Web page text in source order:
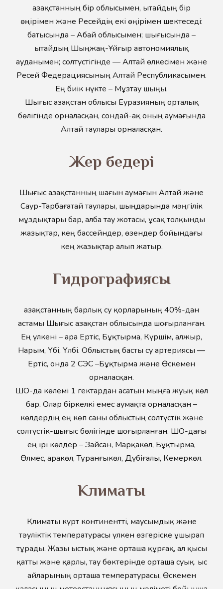
Қазақстанның бір облысымен, Қытайдың бір
өңірімен және Ресейдің екі өңірімен шектеседі:
батысында – Абай облысымен; шығысында –
Қытайдың Шыңжаң-Ұйғыр автономиялық
ауданымен; солтүстігінде — Алтай өлкесімен және
Ресей Федерациясының Алтай Республикасымен.
Ең биік нүкте – Мұзтау шыңы.
Шығыс Қазақстан облысы Еуразияның орталық
бөлігінде орналасқан, сондай-ақ оның аумағында
Алтай таулары орналасқан.
Жер бедері
Шығыс Қазақстанның шағын аумағын Алтай және
Саур-Тарбағатай таулары, шыңдарында мәңгілік
мұздықтары бар, Қалба тау жотасы, ұсақ толқынды
жазықтар, кең бассейндер, өзендер бойындағы
кең жазықтар алып жатыр.
Гидрографиясы
Қазақстанның барлық су қорларының 40%-дан
астамы Шығыс Қазақстан облысында шоғырланған.
Ең үлкені – Қара Ертіс, Бұқтырма, Күршім, Қалжыр,
Нарым, Үбі, Үлбі. Облыстың басты су артериясы —
Ертіс, онда 2 СЭС –Бұқтырма және Өскемен
орналасқан.
ШҚО-да көлемі 1 гектардан асатын мыңға жуық көл
бар. Олар біркелкі емес аумақта орналасқан –
көлдердің ең көп саны облыстың солтүстік және
солтүстік-шығыс бөлігінде шоғырланған. ШҚО-дағы
ең ірі көлдер – Зайсан, Марқакөл, Бұқтырма,
Өлмес, Қаракөл, Тұранғыкөл, Дүбіғалы, Кемеркөл.
Климаты
Климаты күрт континентті, маусымдық және
тәуліктік температурасы үлкен өзгеріске ұшырап
тұрады. Жазы ыстық және орташа құрғақ, ал қысы
қатты және қарлы, тау бөктерінде орташа суық. Қыс
айларының орташа температурасы, Өскемен